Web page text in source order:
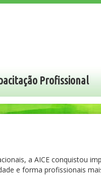
Profissional
a AICE conquistou
e forma profissionais